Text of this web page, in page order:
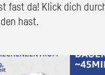
fast da! Klick dich
hast.